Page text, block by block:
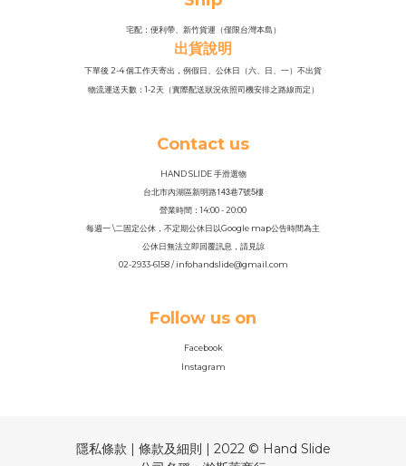
宅配：便利帶、新竹貨運（僅限台灣本島）
出貨說明
下單後 2-4 個工作天寄出，例假日、公休日（六、日、一）不出貨
物流運送天數：1-2天（實際配送狀況依照司機安排之路線而定）
Contact us
HAND SLIDE 手滑選物
台北市內湖區新明路143巷7號5樓
營業時間：14:00 - 20:00
每週一 \二固定公休，不定期公休日以Google map公告時間為主
公休日無法立即回覆訊息，請見諒
02-2933-6158 / infohandslide@gmail.com
Follow us on
Facebook
Instagram
隱私條款 | 條款及細則 | 2022 © Hand Slide